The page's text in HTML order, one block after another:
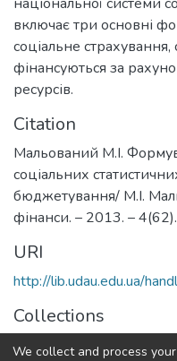
включає три основні
соціальне
фінансуються за
ресурсів.
Citation
Мальований М.І.
соціальних
бюджетування/ М.І.
фінанси. – 2013. –
URI
http://lib.udau.edu.ua/
Collections
Кафедра фінансів,
We collect and process